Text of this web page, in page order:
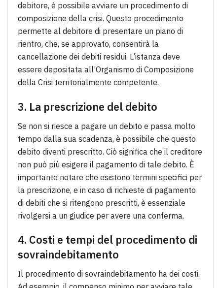
debitore, è possibile avviare un procedimento di
composizione della crisi. Questo procedimento
permette al debitore di presentare un piano di
rientro, che, se approvato, consentirà la
cancellazione dei debiti residui. L’istanza deve
essere depositata all’Organismo di Composizione
della Crisi territorialmente competente.
3. La prescrizione del debito
Se non si riesce a pagare un debito e passa molto
tempo dalla sua scadenza, è possibile che questo
debito diventi prescritto. Ciò significa che il creditore
non può più esigere il pagamento di tale debito. È
importante notare che esistono termini specifici per
la prescrizione, e in caso di richieste di pagamento
di debiti che si ritengono prescritti, è essenziale
rivolgersi a un giudice per avere una conferma.
4. Costi e tempi del procedimento di
sovraindebitamento
Il procedimento di sovraindebitamento ha dei costi.